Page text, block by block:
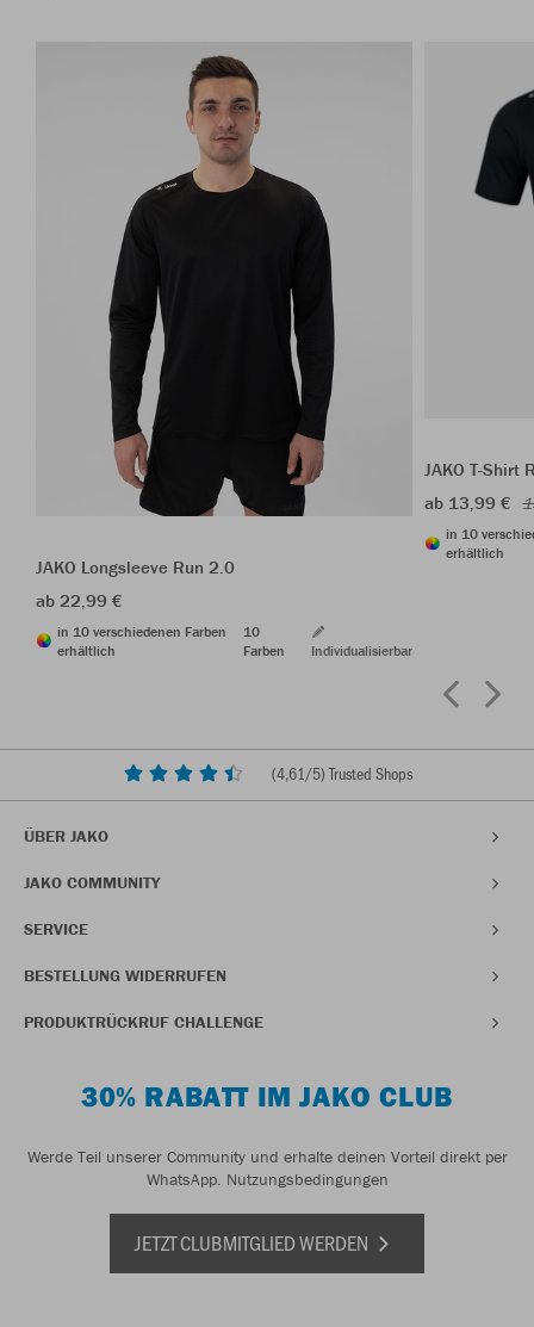
JAKO Longsleeve Run 2.0
ab 22,99 €
in 10 verschiedenen Farben
erhältlich
10
Farben
Individualisierbar
JAKO T-Shirt
ab 13,99 €
in 10
erhältlich
(4,61/5) Trusted Shops
ÜBER JAKO
JAKO COMMUNITY
SERVICE
BESTELLUNG WIDERRUFEN
PRODUKTRÜCKRUF CHALLENGE
30% RABATT IM JAKO CLUB
Werde Teil unserer Community und erhalte deinen Vorteil direkt per
WhatsApp. Nutzungsbedingungen
JETZT CLUBMITGLIED WERDEN